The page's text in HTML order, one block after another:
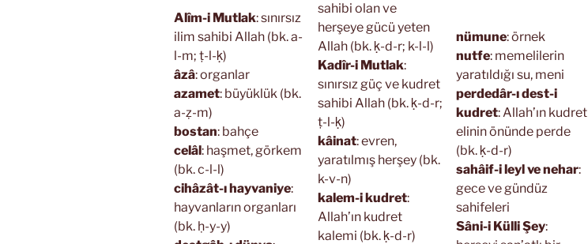
Alîm-i Mutlak: sınırsız
ilim sahibi Allah (bk. a-
l-m; ṭ-l-ḳ)
âzâ: organlar
azamet: büyüklük (bk.
a-ẓ-m)
bostan: bahçe
celâl: haşmet, görkem
(bk. c-l-l)
cihâzât-ı hayvaniye:
hayvanların organları
(bk. ḥ-y-y)
sahibi olan ve
herşeye gücü yeten
Allah (bk. ḳ-d-r; k-l-l)
Kadîr-i Mutlak:
sınırsız güç ve kudret
sahibi Allah (bk. ḳ-d-r;
ṭ-l-ḳ)
kâinat: evren,
yaratılmış herşey (bk.
k-v-n)
kalem-i kudret:
Allah’ın kudret
kalemi (bk. ḳ-d-r)
nümune: örnek
nutfe: memelilerin
yaratıldığı su, meni
perdedâr-ı dest-i
kudret: Allah’ın kudret
elinin önünde perde
(bk. ḳ-d-r)
sahâif-i leyl ve nehar:
gece ve gündüz
sahifeleri
Sâni-i Külli Şey: